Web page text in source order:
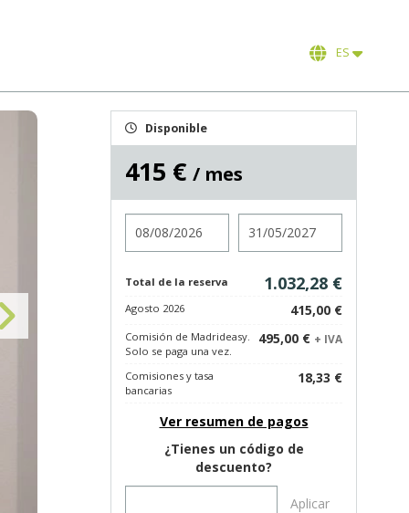
ES
Disponible
415 € / mes
Total de la reserva 1.032,28 €
Agosto 2026 415,00 €
Comisión de Madrideasy.
Solo se paga una vez.
495,00 € + IVA
Comisiones y tasa
bancarias
18,33 €
Ver resumen de pagos
¿Tienes un código de
descuento?
Aplicar